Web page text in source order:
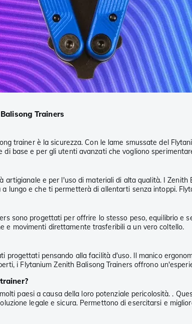
Trainers
trainer è la sicurezza. Con le lame smussate del
di base e per gli utenti avanzati che vogliono
artigianale e per l'uso di materiali di alta qualità. I
lungo e che ti permetterà di allentarti senza intoppi.
sono progettati per offrire lo stesso peso, equilibrio
e movimenti direttamente trasferibili a un vero coltello.
progettati pensando alla facilità d'uso. Il manico
i Flytanium Zenith Balisong Trainers offrono
paesi a causa della loro potenziale pericolosità. .
legale e sicura. Permettono di esercitarsi e